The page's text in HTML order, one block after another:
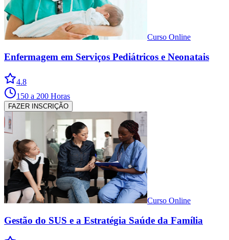
Curso Online
Enfermagem em Serviços Pediátricos e Neonatais
4.8
150 a 200 Horas
FAZER INSCRIÇÃO
Curso Online
Gestão do SUS e a Estratégia Saúde da Família